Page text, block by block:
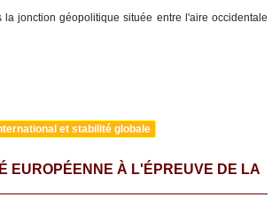
jonction géopolitique située entre l'aire occidentale
et stabilité globale
EUROPÉENNE À L'ÉPREUVE DE LA